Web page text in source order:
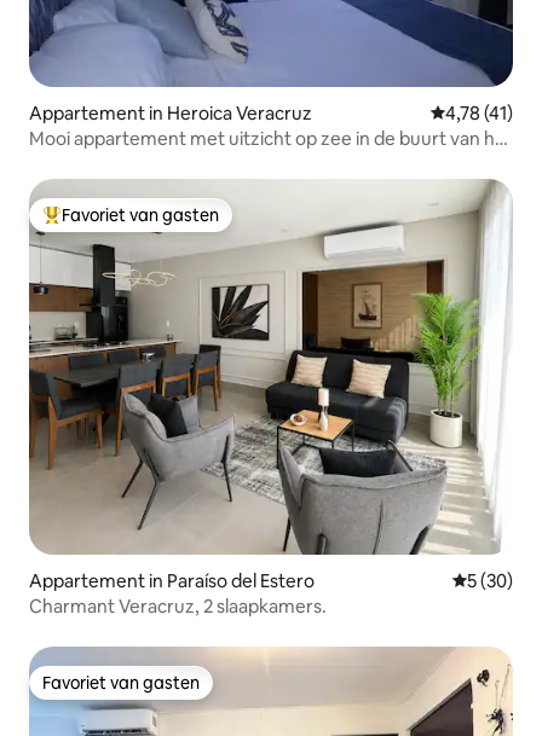
Appartement in Heroica Veracruz Gemiddelde
4,78 (41)
Mooi appartement met uitzicht op zee in de buurt van het
Topfavoriet van gasten
Favoriet van gasten
Appartement in Paraíso del Estero
5 (30)
Charmant Veracruz, 2 slaapkamers.
Favoriet van gasten
Favoriet van gasten